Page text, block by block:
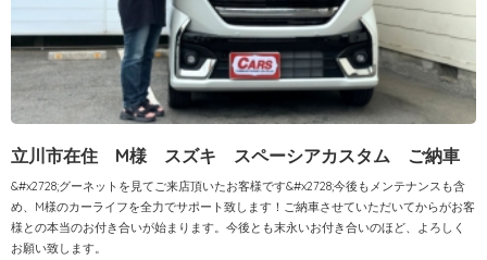
立川市在住 M様 スズキ スペーシアカスタム ご納車
&#x2728;グーネットを見てご来店頂いたお客様です&#x2728;今後もメンテナンスも含
め、M様のカーライフを全力でサポート致します！ご納車させていただいてからがお客
様との本当のお付き合いが始まります。今後とも末永いお付き合いのほど、よろしく
お願い致します。